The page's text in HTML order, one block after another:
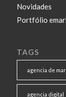
Novidades
Portfólio
TAGS
agencia de
agencia digital